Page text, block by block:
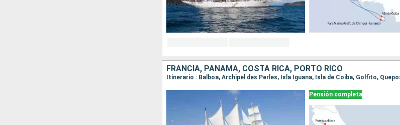
FRANCIA, PANAMÁ, COSTA RICA, PORTO RICO
Pensión completa